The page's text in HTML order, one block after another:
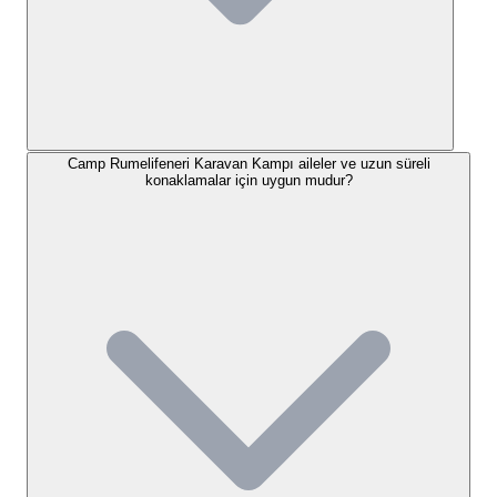
sağlanan elektrik ve su bağlantılarının yanı sıra,
yapılan duş ve tuvaletler, hijyen konusunda
hassasiyet gösterdiğimizin bir kanıtıdır.
Sosyal olanaklar açısından da zengin bir yapıya
sahibiz. Kamp alanımızın çevresi çitlerle çevrili olup,
güvenlik kameralarıyla 24 saat izlenerek huzurlu ve
emniyetli bir ortam sağlıyoruz. Misafirlerimizin bir
araya gelip sosyalleşebileceği masa ve bankların
bulunduğu oturma alanları, mangal yapma imkanları
Camp Rumelifeneri Karavan Kampı aileler ve uzun süreli
konaklamalar için uygun mudur?